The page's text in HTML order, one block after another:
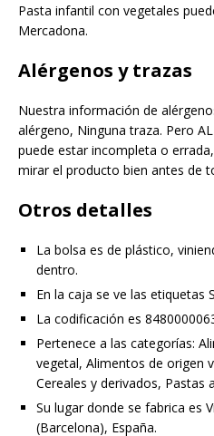
Pasta infantil con vegetales
Mercadona.
Alérgenos y trazas
Nuestra información de
alérgeno, Ninguna traza. Pero
puede estar incompleta o
mirar el producto bien antes de
Otros detalles
La bolsa es de plástico,
dentro.
En la caja se ve las etiquetas
La codificación es
Pertenece a las categorías:
vegetal, Alimentos de origen
Cereales y derivados, Pastas
Su lugar donde se fabrica es
(Barcelona), España.